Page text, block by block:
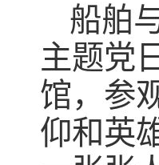
船舶
主题党
馆，参
仰和英